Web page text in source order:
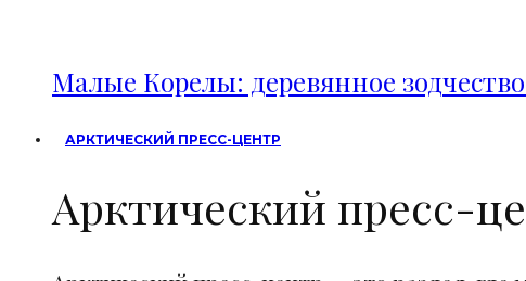
Малые Корелы: деревянное
АРКТИЧЕСКИЙ ПРЕСС-ЦЕНТР
Арктический пресс-